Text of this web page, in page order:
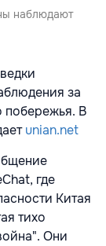
наблюдают
за
побережья. В
unian.net
где
Китая
тихо
Они